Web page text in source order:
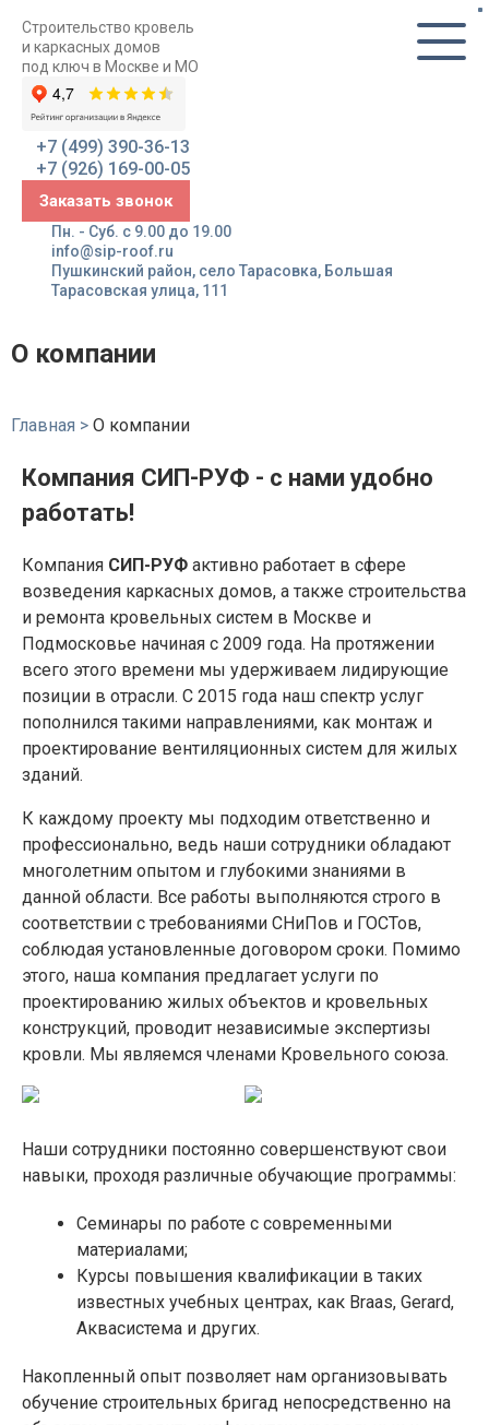
Строительство кровель
и каркасных домов
под ключ в Москве и МО
+7 (499) 390-36-13
+7 (926) 169-00-05
Заказать звонок
Пн. - Суб. с 9.00 до 19.00
info@sip-roof.ru
Пушкинский район, село Тарасовка, Большая
Тарасовская улица, 111
О компании
Главная > О компании
Компания СИП-РУФ - с нами удобно
работать!
Компания СИП-РУФ активно работает в сфере
возведения каркасных домов, а также строительства
и ремонта кровельных систем в Москве и
Подмосковье начиная с 2009 года. На протяжении
всего этого времени мы удерживаем лидирующие
позиции в отрасли. С 2015 года наш спектр услуг
пополнился такими направлениями, как монтаж и
проектирование вентиляционных систем для жилых
зданий.
К каждому проекту мы подходим ответственно и
профессионально, ведь наши сотрудники обладают
многолетним опытом и глубокими знаниями в
данной области. Все работы выполняются строго в
соответствии с требованиями СНиПов и ГОСТов,
соблюдая установленные договором сроки. Помимо
этого, наша компания предлагает услуги по
проектированию жилых объектов и кровельных
конструкций, проводит независимые экспертизы
кровли. Мы являемся членами Кровельного союза.
Наши сотрудники постоянно совершенствуют свои
навыки, проходя различные обучающие программы:
Семинары по работе с современными
материалами;
Курсы повышения квалификации в таких
известных учебных центрах, как Braas, Gerard,
Аквасистема и других.
Накопленный опыт позволяет нам организовывать
обучение строительных бригад непосредственно на